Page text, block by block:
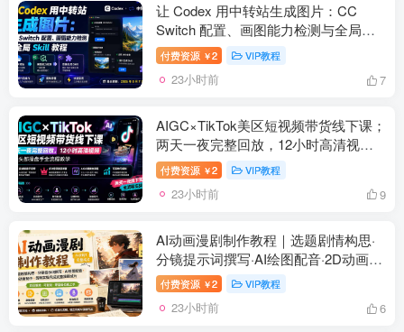
让 Codex 用中转站生成图片：CC
Switch 配置、画图能力检测与全局
Skill 教程
付费资源 ￥2 VIP教程
23小时前 7
AIGC×TikTok美区短视频带货线下课；
两天一夜完整回放，12小时高清视频
收录头部操盘手全流程教学
付费资源 ￥2 VIP教程
23小时前 9
AI动画漫剧制作教程｜选题剧情构思·
分镜提示词撰写·AI绘图配音·2D动画制
作·剪映实操完成完整漫剧成片
付费资源 ￥2 VIP教程
23小时前 6